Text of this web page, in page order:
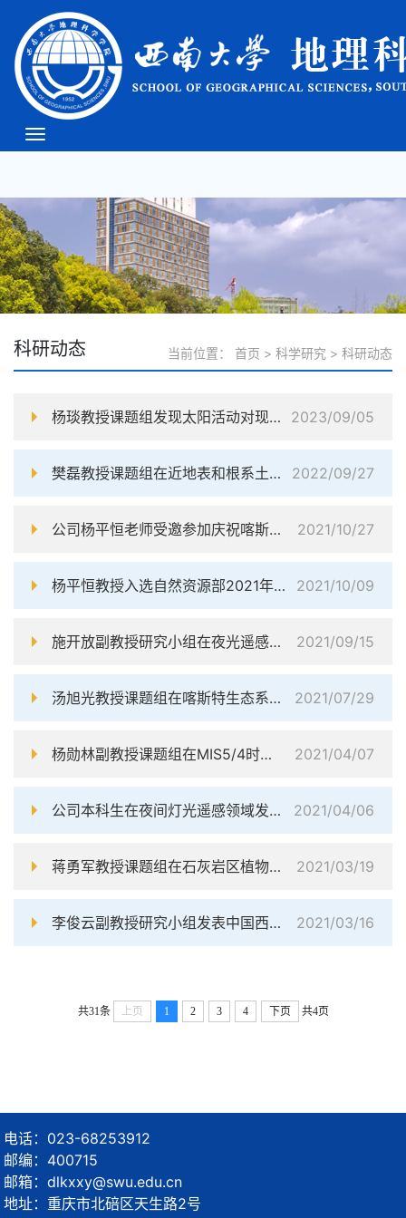
必威(bw·西汉姆联)中文
官方网站-West Ham
科研动态 当前位置： 首页 > 科学研究 > 科研动态
杨琰教授课题组发现太阳活动对现代洞穴沉积物δ18O存在影响 2023/09/05
樊磊教授课题组在近地表和根系土壤水分数据产品验证方面取得重要进展 2022/09/27
公司杨平恒老师受邀参加庆祝喀斯特与洞穴国际年会议 2021/10/27
杨平恒教授入选自然资源部2021年青年科技人才 2021/10/09
施开放副教授研究小组在夜光遥感的人类活动环境影响效应领域取得新进展 2021/09/15
汤旭光教授课题组在喀斯特生态系统全球变化响应领域取得系列研究进展 2021/07/29
杨勋林副教授课题组在MIS5/4时期亚洲夏季风控制机制研究中取得新进展 2021/04/07
公司本科生在夜间灯光遥感领域发表系列研究论文 2021/04/06
蒋勇军教授课题组在石灰岩区植物的水分利用机制研究中取得新进展 2021/03/19
李俊云副教授研究小组发表中国西南地区晚全新世亚洲夏季风演化与岩溶关键带水文变化研究新进展 2021/03/16
共31条 上页 1 2 3 4 下页 共4页
电话：023-68253912
邮编：400715
邮箱：dlkxxy@swu.edu.cn
地址：重庆市北碚区天生路2号